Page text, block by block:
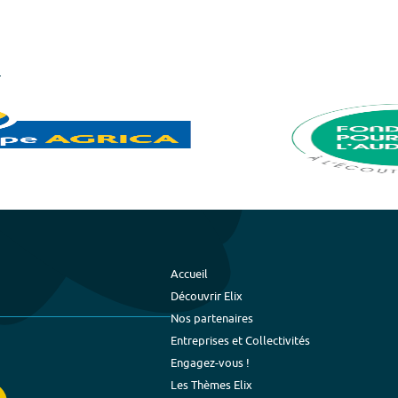
Accueil
Découvrir Elix
Nos partenaires
Entreprises et Collectivités
Engagez-vous !
Les Thèmes Elix